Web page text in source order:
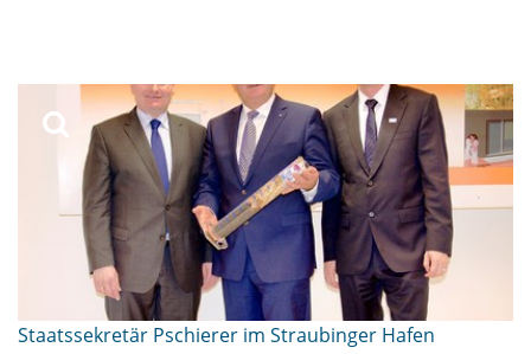
Staatssekretär Pschierer im Straubinger Hafen